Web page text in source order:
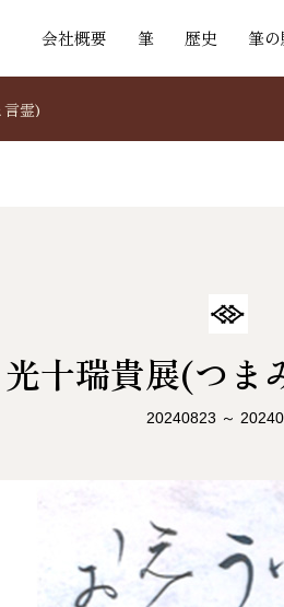
会社概要 筆 歴史 筆
霊)
光十瑞貴展(つま
20240823 ～